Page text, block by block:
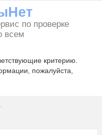
по проверке
всем
критерию.
пожалуйста,